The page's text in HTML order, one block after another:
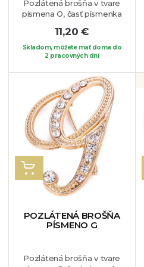
Pozlátená brošňa v tvare
písmena O, časť písmenka
krištálikmi. Brošňa je
vhodná pre dámy, ktorých
krstné meno sa začína
prípadne ho môžu takejto
osobe aj darovať.
Jedinečný elegantný
kúsok, ktorý dokonale
vynikne na Vašom
obľúbenom oblečení.
11,20 €
Skladom, môžete mať doma do
2 pracovných dní
VLOŽIŤ DO KOŠÍKA
POZLÁTENÁ BROŠŇA
PÍSMENO G
Pozlátená brošňa v tvare